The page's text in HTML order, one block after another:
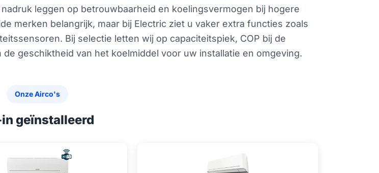
leggen op betrouwbaarheid en koelingsvermogen bij hogere
merken belangrijk, maar bij Electric ziet u vaker extra functies zoals
Bij selectie letten wij op capaciteitspiek, COP bij de
geschiktheid van het koelmiddel voor uw installatie en omgeving.
Onze Airco's
geïnstalleerd